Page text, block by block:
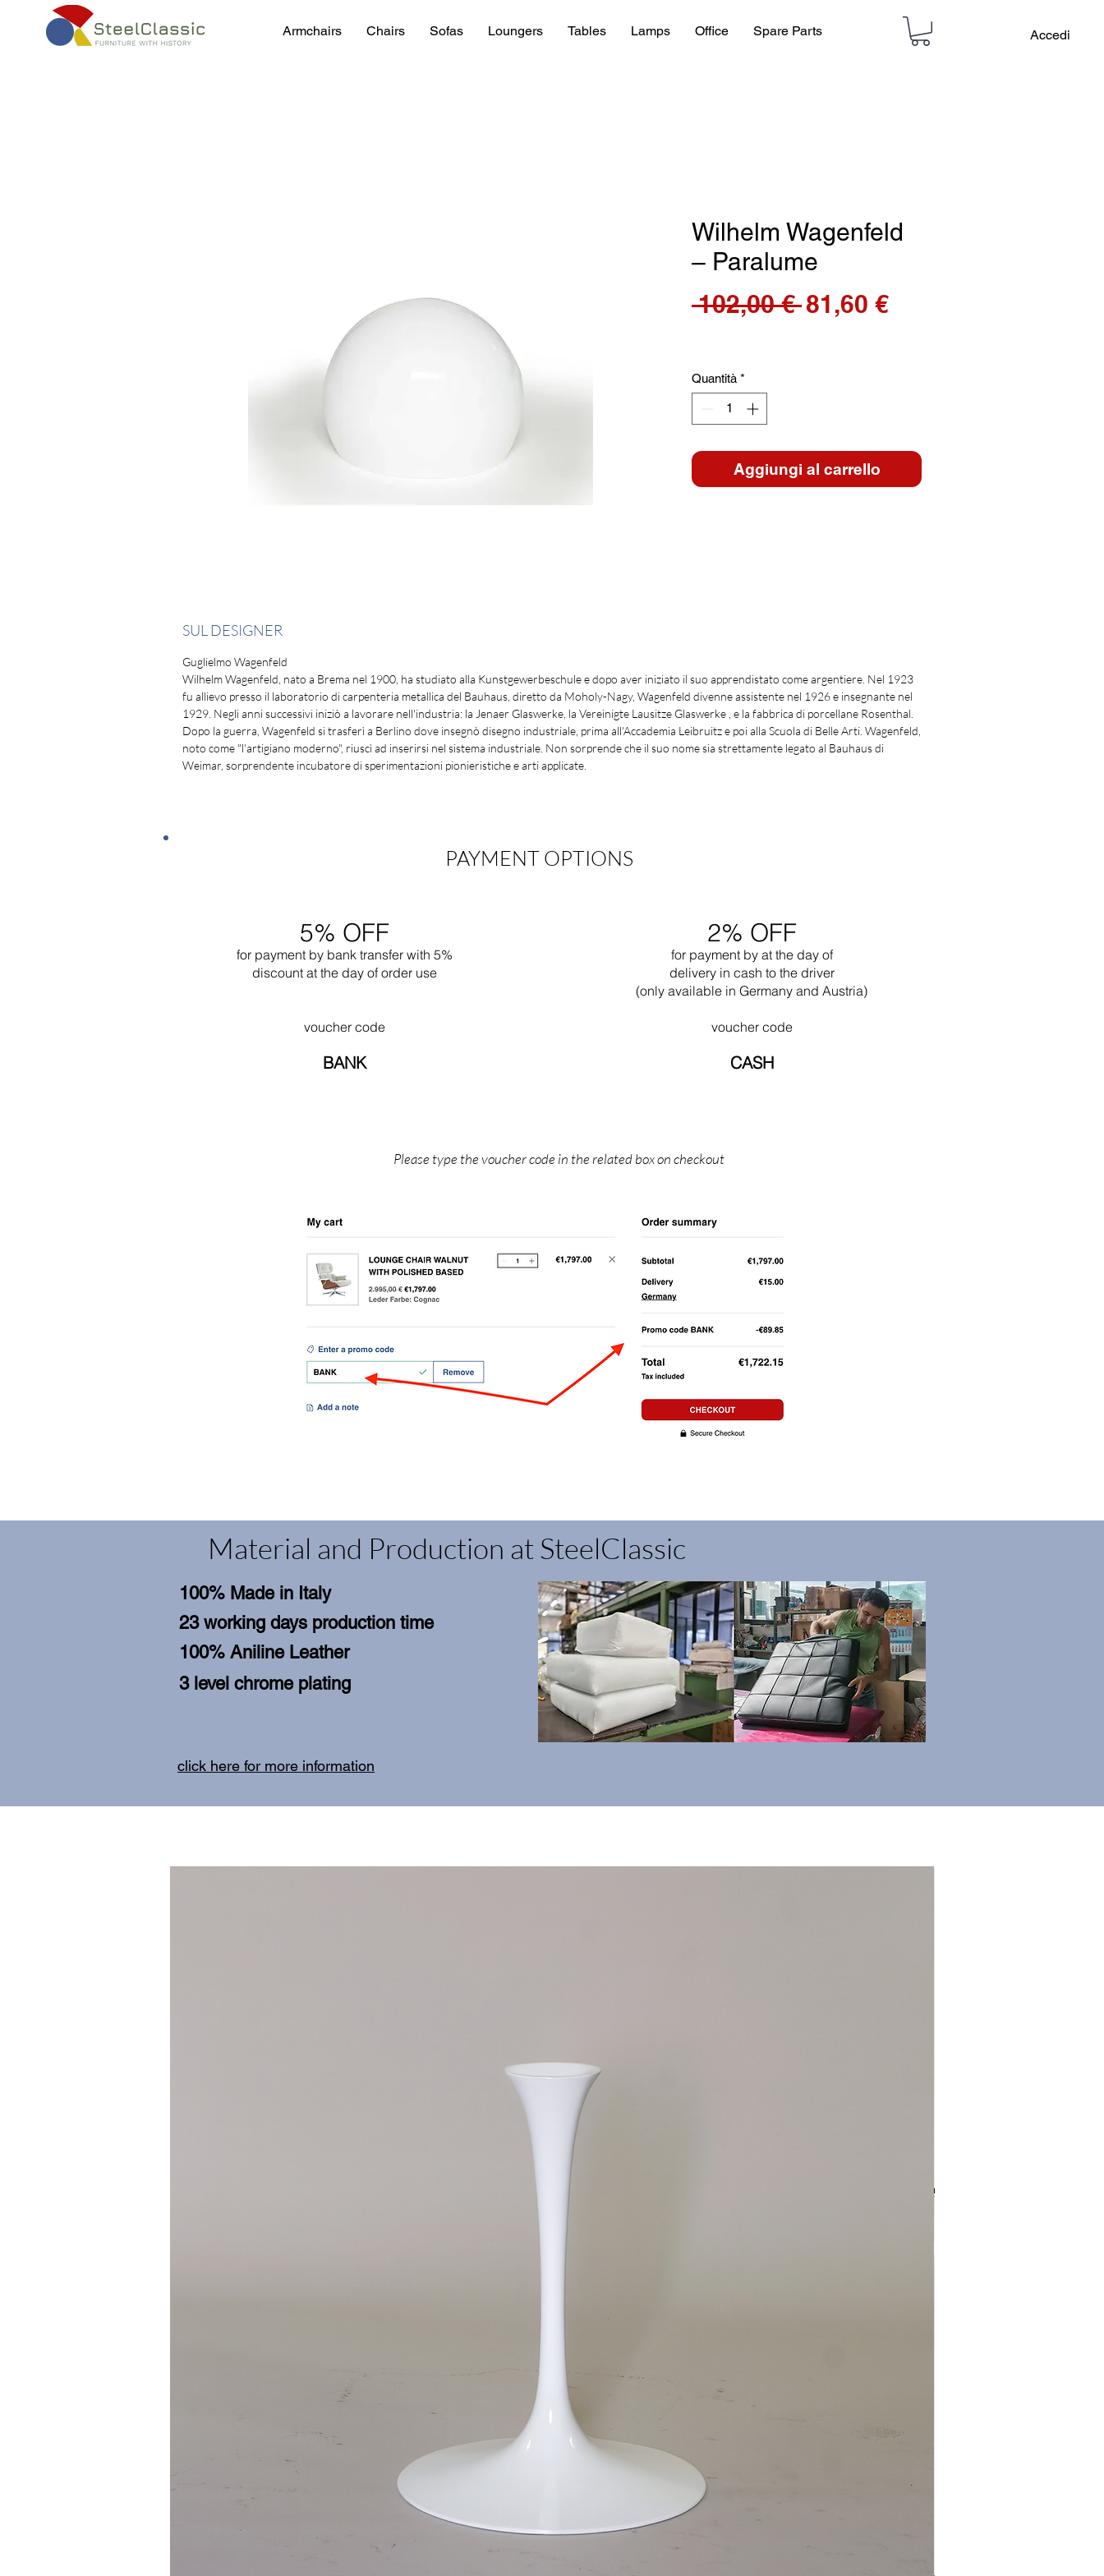
Armchairs Chairs Sofas Loungers Tables Lamps Office Spare Parts Accedi
Wilhelm Wagenfeld
– Paralume
102,00 € Prezzo
81,60 €Prezzo
Quantità *
Aggiungi al carrello
SUL DESIGNER
Guglielmo Wagenfeld
Wilhelm Wagenfeld, nato a Brema nel 1900, ha studiato alla Kunstgewerbeschule e dopo aver iniziato il suo apprendistato come argentiere. Nel 1923
fu allievo presso il laboratorio di carpenteria metallica del Bauhaus, diretto da Moholy-Nagy, Wagenfeld divenne assistente nel 1926 e insegnante nel
1929. Negli anni successivi iniziò a lavorare nell'industria: la Jenaer Glaswerke, la Vereinigte Lausitze Glaswerke , e la fabbrica di porcellane Rosenthal.
Dopo la guerra, Wagenfeld si trasferì a Berlino dove insegnò disegno industriale, prima all'Accademia Leibruitz e poi alla Scuola di Belle Arti. Wagenfeld,
noto come "l'artigiano moderno", riuscì ad inserirsi nel sistema industriale. Non sorprende che il suo nome sia strettamente legato al Bauhaus di
Weimar, sorprendente incubatore di sperimentazioni pionieristiche e arti applicate.
PAYMENT OPTIONS
5% OFF
for payment by bank transfer with 5%
discount at the day of order use
voucher code
BANK
2% OFF
for payment by at the day of
delivery in cash to the driver
(only available in Germany and Austria)
voucher code
CASH
Please type the voucher code in the related box on checkout
Material and Production at SteelClassic
100% Made in Italy
23 working days production time
100% Aniline Leather
3 level chrome plating
click here for more information